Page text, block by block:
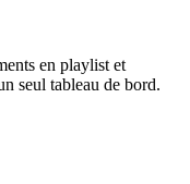
en playlist et
seul tableau de bord.